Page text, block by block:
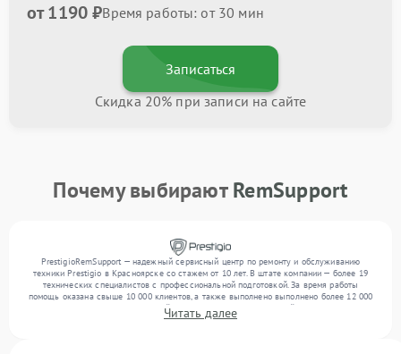
от 1190 ₽Время работы: от 30 мин
Записаться
Скидка 20% при записи на сайте
Почему выбираютRemSupport
PrestigioRemSupport — надежный сервисный центр по ремонту и обслуживанию
техники Prestigio в Красноярске со стажем от 10 лет. В штате компании — более 19
технических специалистов с профессиональной подготовкой. За время работы
помощь оказана свыше 10 000 клиентов, а также выполнено выполнено более 12 000
ремонтов. Ежемесячно в сервисный центр поступает от 300 устройств, включая , , . Мы
устраняем поломки любой сложности и поддерживаем высокий стандарт качества
Читать далее